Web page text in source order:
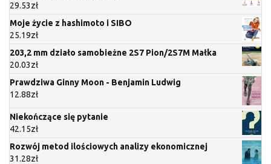
29.53zł
Moje życie z hashimoto i SIBO
25.19zł
203,2 mm działo samobieżne 2S7 Pion/2S7M Małka
20.03zł
Prawdziwa Ginny Moon - Benjamin Ludwig
12.88zł
Niekończące się pytanie
42.15zł
Rozwój metod ilościowych analizy ekonomicznej
31.28zł